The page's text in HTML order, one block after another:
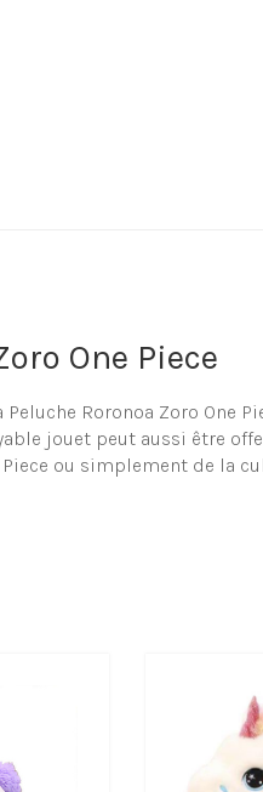
One Piece
Roronoa Zoro One
jouet peut aussi être
ou simplement de la